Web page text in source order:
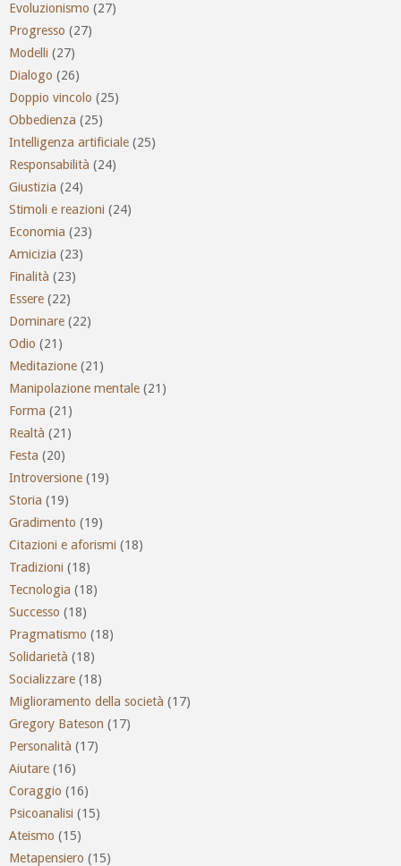
Evoluzionismo (27)
Progresso (27)
Modelli (27)
Dialogo (26)
Doppio vincolo (25)
Obbedienza (25)
Intelligenza artificiale (25)
Responsabilità (24)
Giustizia (24)
Stimoli e reazioni (24)
Economia (23)
Amicizia (23)
Finalità (23)
Essere (22)
Dominare (22)
Odio (21)
Meditazione (21)
Manipolazione mentale (21)
Forma (21)
Realtà (21)
Festa (20)
Introversione (19)
Storia (19)
Gradimento (19)
Citazioni e aforismi (18)
Tradizioni (18)
Tecnologia (18)
Successo (18)
Pragmatismo (18)
Solidarietà (18)
Socializzare (18)
Miglioramento della società (17)
Gregory Bateson (17)
Personalità (17)
Aiutare (16)
Coraggio (16)
Psicoanalisi (15)
Ateismo (15)
Metapensiero (15)